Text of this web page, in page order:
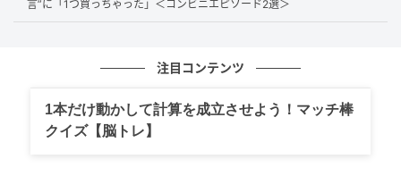
言”に「1つ買っちゃった」＜コンビニエピソード2選＞
注目コンテンツ
1本だけ動かして計算を成立させよう！マッチ棒
クイズ【脳トレ】